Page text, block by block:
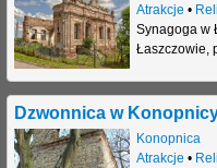
Atrakcje •
Synagoga w
Łaszczowie,
Dzwonnica w
Konopnica
Atrakcje •